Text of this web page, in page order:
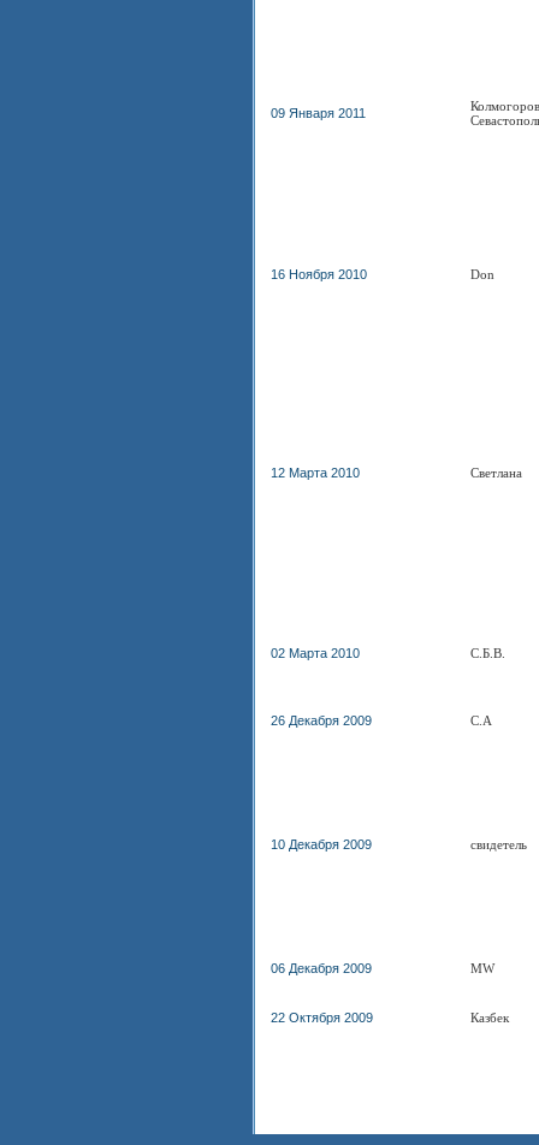
09 Января 2011
16 Ноября 2010 Don
12 Марта 2010 Светлана
02 Марта 2010 С.Б.В.
26 Декабря 2009 С.А
10 Декабря 2009 свидетель
06 Декабря 2009 MW
22 Октября 2009 Казбек